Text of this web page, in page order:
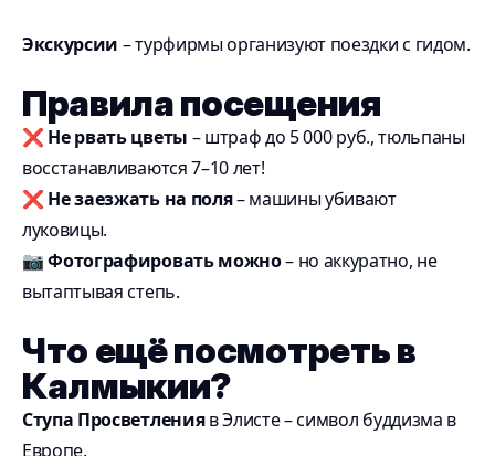
Экскурсии – турфирмы организуют поездки с гидом.
Правила посещения
❌ Не рвать цветы – штраф до 5 000 руб., тюльпаны
восстанавливаются 7–10 лет!
❌ Не заезжать на поля– машины убивают
луковицы.
📷Фотографировать можно– но аккуратно, не
вытаптывая степь.
Что ещё посмотреть в
Калмыкии?
Ступа Просветленияв Элисте – символ буддизма в
Европе.